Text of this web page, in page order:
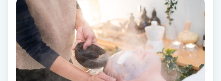
Hatha Yoga
Headspa
Healing